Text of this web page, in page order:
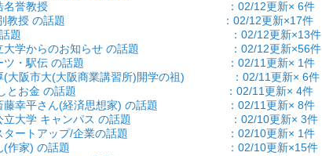
] 宮本勝浩名誉教授 ：02/12更新× 6件
紳也 特別教授 の話題 ：02/12更新×17件
学/成果 の話題 ：02/12更新×13件
公立大学からのお知らせ の話題 ：02/12更新×56件
スポーツ・駅伝 の話題 ：02/11更新× 1件
厚(大阪市大(大阪商業講習所)開学の祖) ：02/11更新× 6件
] くらしとお金 の話題 ：02/11更新× 4件
] 斎藤幸平さん(経済思想家) の話題 ：02/11更新× 8件
阪公立大学 キャンパス の話題 ：02/10更新× 3件
] スタートアップ/企業の話題 ：02/10更新× 1件
高健さん(作家) の話題 ：02/10更新×15件